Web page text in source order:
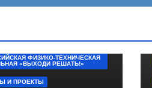
ФИЗИКО-ТЕХНИЧЕСКАЯ
«ВЫХОДИ РЕШАТЬ!»
И ПРОЕКТЫ